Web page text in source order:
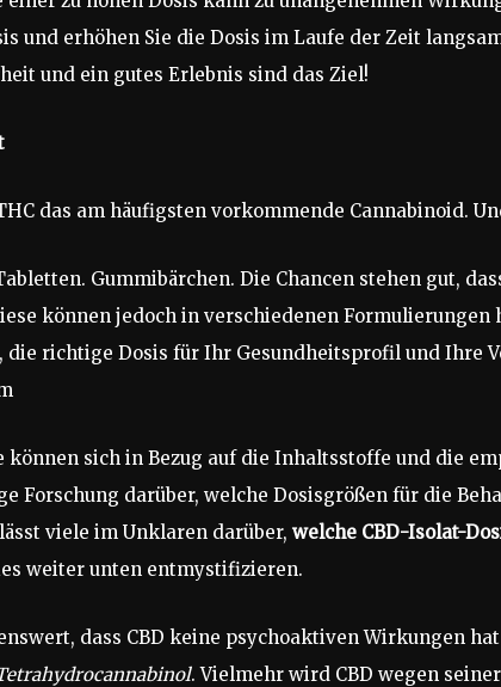
und erhöhen Sie die Dosis im Laufe der Zeit
und ein gutes Erlebnis sind das Ziel!
das am häufigsten vorkommende Cannabinoid.
Gummibärchen. Die Chancen stehen gut,
können jedoch in verschiedenen
die richtige Dosis für Ihr Gesundheitsprofil und Ihre
können sich in Bezug auf die Inhaltsstoffe und die
Forschung darüber, welche Dosisgrößen für die
viele im Unklaren darüber, welche CBD-Isolat-
weiter unten entmystifizieren.
dass CBD keine psychoaktiven Wirkungen
. Vielmehr wird CBD wegen